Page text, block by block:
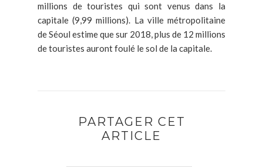
millions de touristes qui sont venus dans la
capitale (9,99 millions). La ville métropolitaine
de Séoul estime que sur 2018, plus de 12 millions
de touristes auront foulé le sol de la capitale.
PARTAGER CET
ARTICLE